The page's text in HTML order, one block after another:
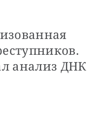
анализ ДНК